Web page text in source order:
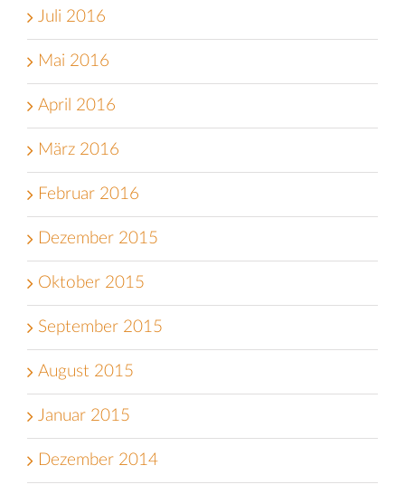
Juli 2016
Mai 2016
April 2016
März 2016
Februar 2016
Dezember 2015
Oktober 2015
September 2015
August 2015
Januar 2015
Dezember 2014